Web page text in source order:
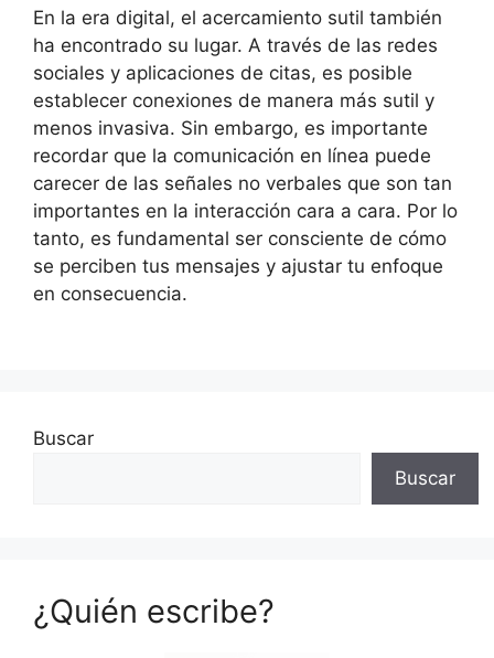
En la era digital, el acercamiento sutil también
ha encontrado su lugar. A través de las redes
sociales y aplicaciones de citas, es posible
establecer conexiones de manera más sutil y
menos invasiva. Sin embargo, es importante
recordar que la comunicación en línea puede
carecer de las señales no verbales que son tan
importantes en la interacción cara a cara. Por lo
tanto, es fundamental ser consciente de cómo
se perciben tus mensajes y ajustar tu enfoque
en consecuencia.
Buscar
Buscar
¿Quién escribe?